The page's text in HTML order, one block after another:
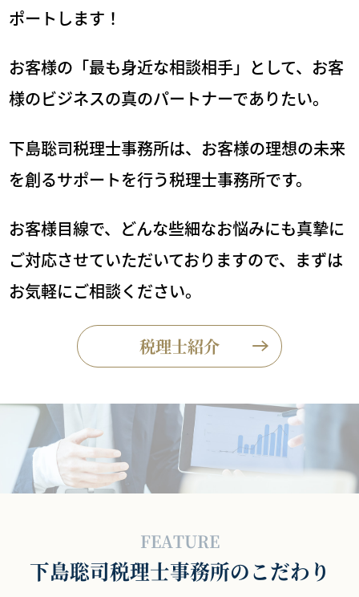
ポートします！
お客様の「最も身近な相談相手」として、 お客
様のビジネスの真のパートナーでありたい。
下島聡司税理士事務所は、 お客様の理想の未来
を創るサポートを行う税理士事務所です。
お客様目線で、どんな些細なお悩みにも真摯に
ご対応させていただいておりますので、まずは
お気軽にご相談ください。
税理士紹介
FEATURE
下島聡司税理士事務所のこだわり